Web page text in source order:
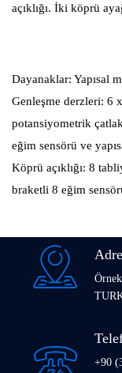
açıklığı. İki köprü
Dayanaklar: Yapısal
Genleşme derzleri: 6
potansiyometrik
eğim sensörü ve
Köprü açıklığı: 8
braketli 8 eğim
+90